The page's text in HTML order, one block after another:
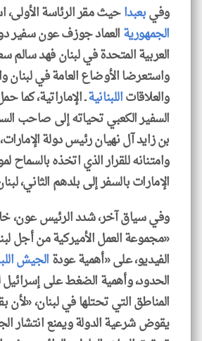
وفيبعبداحيث مقر الرئاسة
الجمهوريةالعماد جوزف عون سفير
العربية المتحدة في لبنان فهد سالم
واستعرضا الأوضاع العامة في لبنان
والعلاقاتاللبنانيةـ الإماراتية، كما
السفير الكعبي تحياته إلى صاحب
بن زايد آل نهيان رئيس دولة
وامتنانه للقرار الذي اتخذه بالسماح
الإمارات بالسفر إلى بلدهم الثاني،
وفي سياق آخر، شدد الرئيس عون،
«مجموعة العمل الأميركية من أجل
الفيديو، على «أهمية عودةالجيش
الحدود، وأهمية الضغط على
المناطق التي تحتلها في لبنان، «لأن
يقوض شرعية الدولة ويمنع